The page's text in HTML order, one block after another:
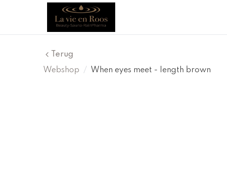
Terug
Webshop
/ When eyes meet - length brown